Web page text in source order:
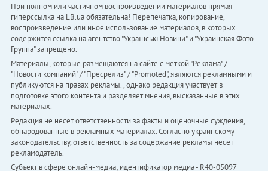
При полном или частичном воспроизведении материалов прямая
гиперссылка на LB.ua обязательна! Перепечатка, копирование,
воспроизведение или иное использование материалов, в которых
содержится ссылка на агентство "Українськi Новини" и "Украинская Фото
Группа" запрещено.
Материалы, которые размещаются на сайте с меткой "Реклама" /
"Новости компаний" / "Пресрелиз" / "Promoted", являются рекламными и
публикуются на правах рекламы. , однако редакция участвует в
подготовке этого контента и разделяет мнения, высказанные в этих
материалах.
Редакция не несет ответственности за факты и оценочные суждения,
обнародованные в рекламных материалах. Согласно украинскому
законодательству, ответственность за содержание рекламы несет
рекламодатель.
Субъект в сфере онлайн-медиа; идентификатор медиа - R40-05097